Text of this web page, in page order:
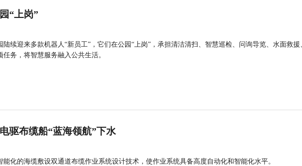
“上岗”
陆续迎来多款机器人“新员工”，它们在公园“上岗”，承担清洁清扫、智慧巡检、问询导览、水面救援
务，将智慧服务融入公共生活。
驱布缆船“蓝海领航”下水
能化的海缆敷设双通道布缆作业系统设计技术，使作业系统具备高度自动化和智能化水平。